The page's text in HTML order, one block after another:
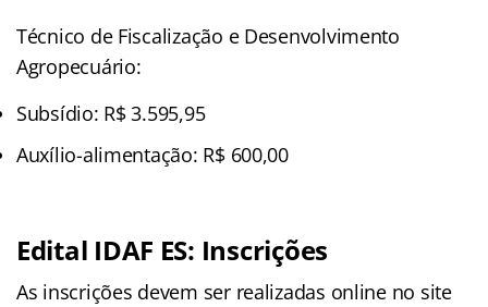
Técnico de Fiscalização e Desenvolvimento
Agropecuário:
Subsídio: R$ 3.595,95
Auxílio-alimentação: R$ 600,00
Edital IDAF ES: Inscrições
As inscrições devem ser realizadas online no site